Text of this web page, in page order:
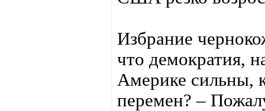
Избрание
что демократия,
Америке сильны,
перемен? –